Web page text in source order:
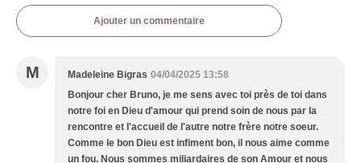
Ajouter un commentaire
M Madeleine Bigras 04/04/2025 13:58
Bonjour cher Bruno, je me sens avec toi près de toi dans
notre foi en Dieu d'amour qui prend soin de nous par la
rencontre et l'accueil de l'autre notre frère notre soeur.
Comme le bon Dieu est infiment bon, il nous aime comme
un fou. Nous sommes miliardaires de son Amour et nous